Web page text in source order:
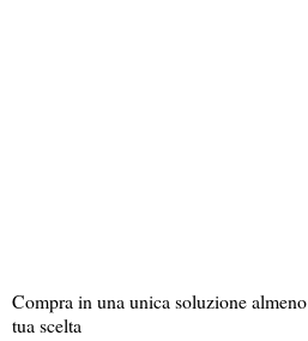
Compra in una unica soluzione almeno
tua scelta